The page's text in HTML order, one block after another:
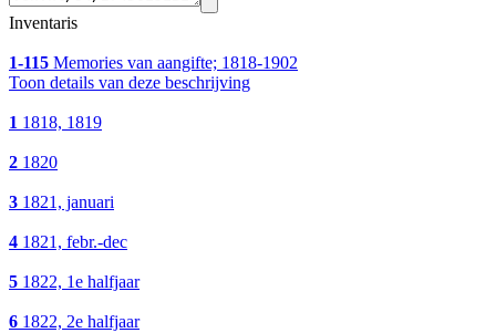
Inventaris
1-115 Memories van aangifte; 1818-1902
Toon details van deze beschrijving
1 1818, 1819
2 1820
3 1821, januari
4 1821, febr.-dec
5 1822, 1e halfjaar
6 1822, 2e halfjaar